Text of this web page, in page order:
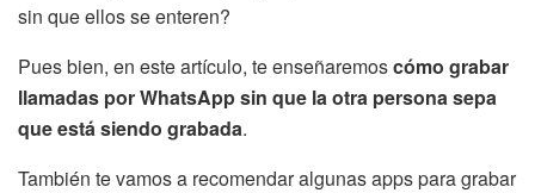
sin que ellos se enteren?
Pues bien, en este artículo, te enseñaremoscómo grabar
llamadas por WhatsApp sin que la otra persona sepa
que está siendo grabada.
También te vamos a recomendar algunas apps para grabar